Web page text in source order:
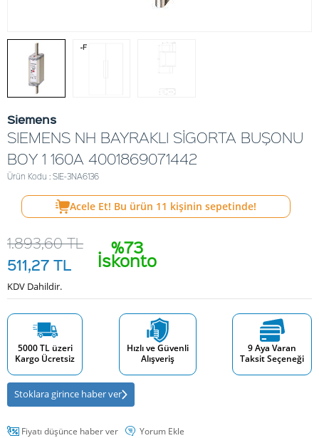
Siemens
SIEMENS NH BAYRAKLI SİGORTA BUŞONU
BOY 1 160A 4001869071442
Ürün Kodu : SIE-3NA6136
Acele Et! Bu ürün 11 kişinin sepetinde!
%73
İskonto
1.893,60TL
511,27 TL
KDV Dahildir.
5000 TL üzeri
Kargo Ücretsiz
Hızlı ve Güvenli
Alışveriş
9 Aya Varan
Taksit Seçeneği
Stoklara girince haber ver
Fiyatı düşünce haber ver Yorum Ekle